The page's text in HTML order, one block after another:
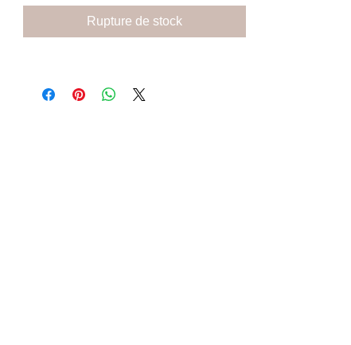
procure un sentiment de paix intérieure.
Sérénité et prospérité. Soulage les
Rupture de stock